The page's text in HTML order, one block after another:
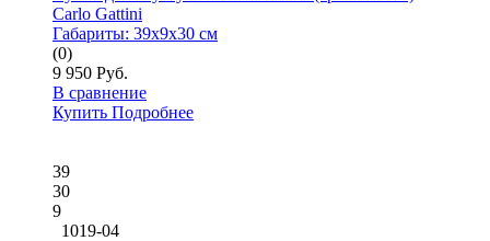
Carlo Gattini
Габариты: 39x9x30 см
(0)
9 950 Руб.
В сравнение
Купить Подробнее
39
30
9
1019-04